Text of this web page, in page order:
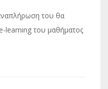
του θα
learning του μαθήματος